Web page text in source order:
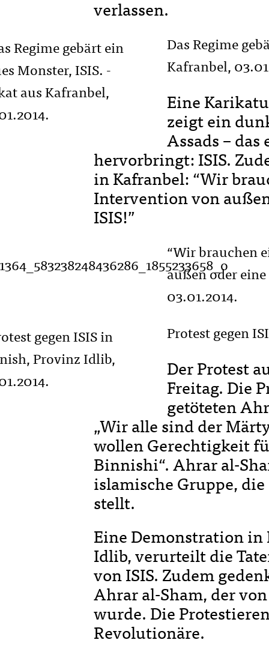
verlassen.
Das Regime
Kafranbel,
Eine
zeigt ein
Assads –
hervorbringt: ISIS.
in Kafranbel: “Wir
Intervention von
ISIS!”
“Wir brauchen
außen oder
03.01.2014.
Protest gegen
Der Protest
Freitag. Die
getöteten
„Wir alle sind der
wollen Gerechtigkeit
Binnishi“. Ahrar al-
islamische Gruppe,
stellt.
Eine Demonstration
Idlib, verurteilt die
von ISIS. Zudem
Ahrar al-Sham, der
wurde. Die
Revolutionäre.